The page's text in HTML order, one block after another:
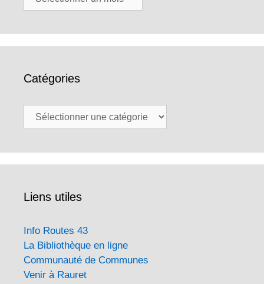
Catégories
Catégories
Liens utiles
Info Routes 43
La Bibliothèque en ligne
Communauté de Communes
Venir à Rauret